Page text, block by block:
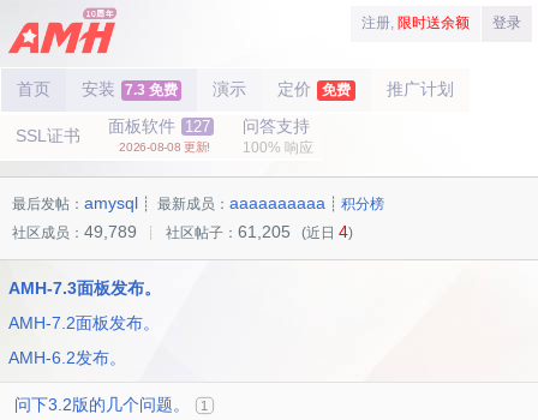
注册, 限时送余额 登录
首页 安装 7.3 免费 演示 定价 免费 推广计划
SSL证书 面板软件 127
2026-08-08 更新!
问答支持
100% 响应
最后发帖： amysql ┊ 最新成员： aaaaaaaaaa ┊ 积分榜
社区成员： 49,789 ┊ 社区帖子： 61,205 (近日 4)
AMH-7.3面板发布。
AMH-7.2面板发布。
AMH-6.2发布。
问下3.2版的几个问题。 1